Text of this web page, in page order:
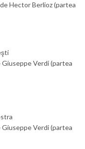
Hector Berlioz (partea
Giuseppe Verdi (partea
Giuseppe Verdi (partea